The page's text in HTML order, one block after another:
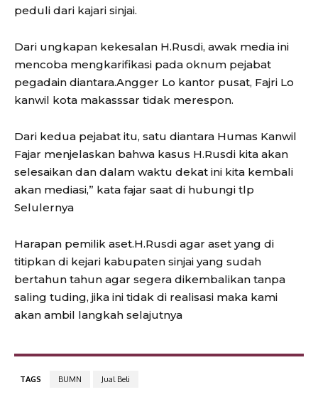
peduli dari kajari sinjai.
Dari ungkapan kekesalan H.Rusdi, awak media ini
mencoba mengkarifikasi pada oknum pejabat
pegadain diantara.Angger Lo kantor pusat, Fajri Lo
kanwil kota makasssar tidak merespon.
Dari kedua pejabat itu, satu diantara Humas Kanwil
Fajar menjelaskan bahwa kasus H.Rusdi kita akan
selesaikan dan dalam waktu dekat ini kita kembali
akan mediasi,” kata fajar saat di hubungi tlp
Selulernya
Harapan pemilik aset.H.Rusdi agar aset yang di
titipkan di kejari kabupaten sinjai yang sudah
bertahun tahun agar segera dikembalikan tanpa
saling tuding, jika ini tidak di realisasi maka kami
akan ambil langkah selajutnya
TAGS BUMN Jual Beli